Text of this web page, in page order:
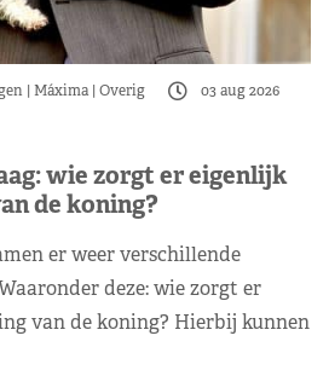
Máxima Overig
03 aug 2026
wie zorgt er eigenlijk
de koning?
er weer verschillende
deze: wie zorgt er
van de koning? Hierbij kunnen